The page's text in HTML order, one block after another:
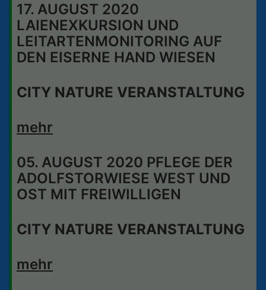
17. AUGUST 2020
LAIENEXKURSION UND
LEITARTENMONITORING AUF
DEN EISERNE HAND WIESEN
CITY NATURE VERANSTALTUNG
mehr
05. AUGUST 2020 PFLEGE DER
ADOLFSTORWIESE WEST UND
OST MIT FREIWILLIGEN
CITY NATURE VERANSTALTUNG
mehr